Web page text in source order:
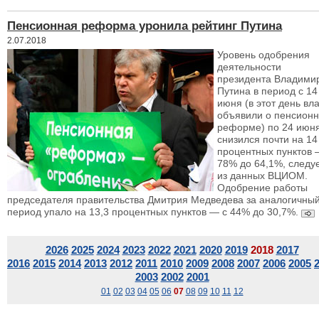
Пенсионная реформа уронила рейтинг Путина
2.07.2018
Уровень одобрения
деятельности
президента
Путина в период с 14
июня (в этот день
объявили о
реформе) по 24
снизился почти на 14
процентных пунктов
78% до 64,1%,
из данных ВЦИОМ.
Одобрение работы
председателя правительства Дмитрия Медведева за
период упало на 13,3 процентных пунктов — с 44% до 30,7%.
2026 2025 2024 2023 2022 2021 2020 2019 2018 2017
2016 2015 2014 2013 2012 2011 2010 2009 2008 2007 2006 2005
2003 2002 2001
01 02 03 04 05 06 07 08 09 10 11 12